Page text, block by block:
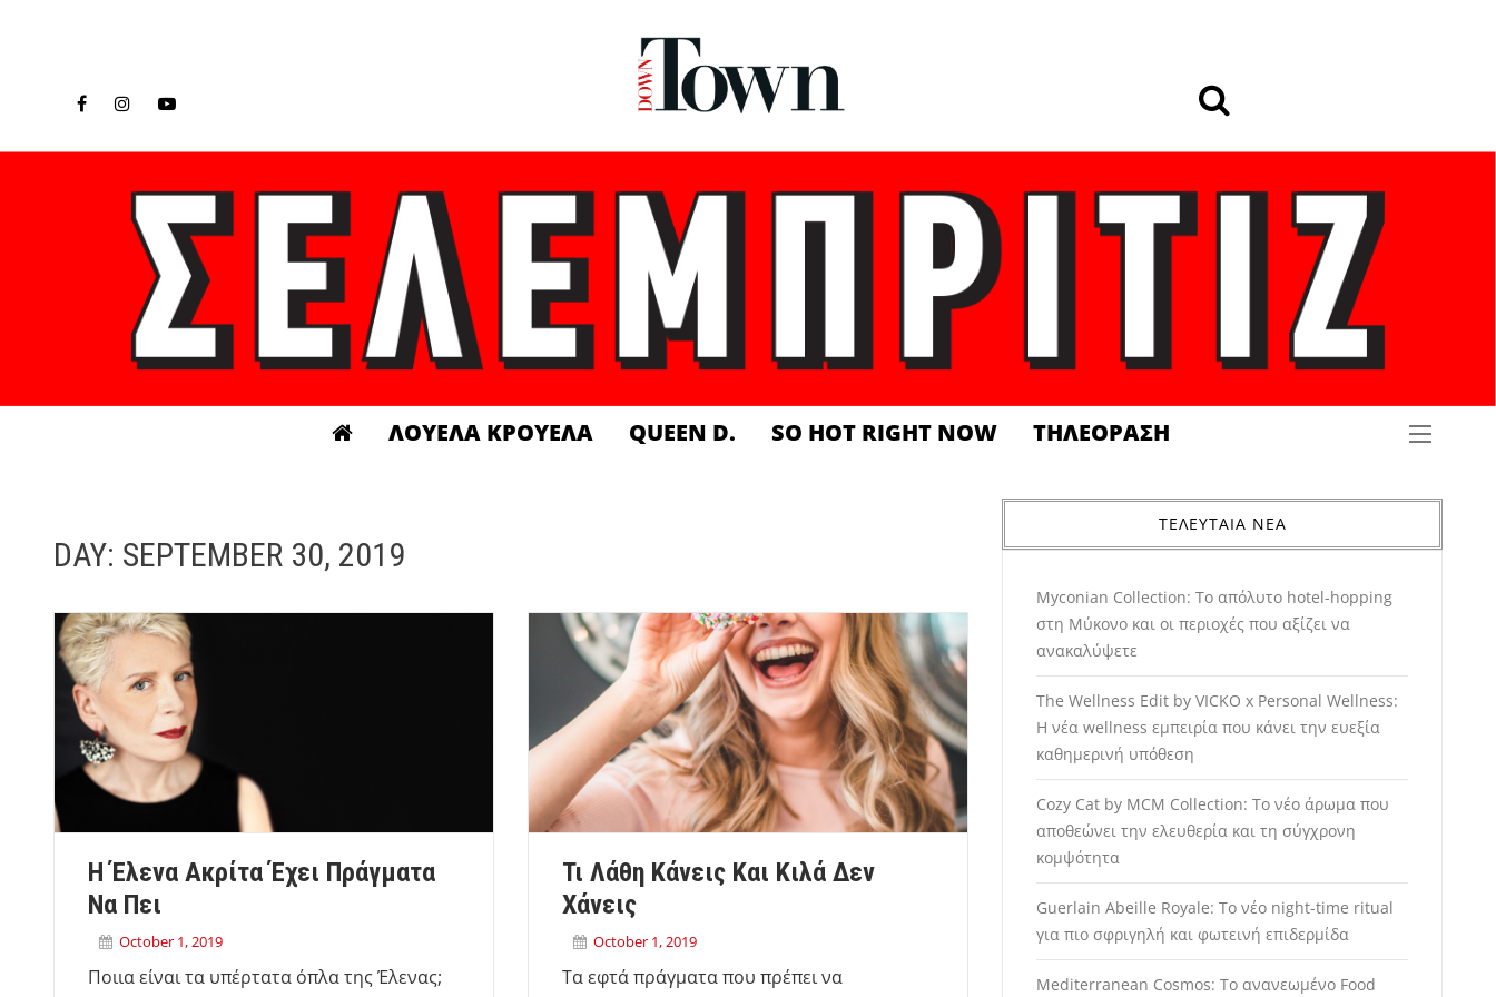
ΛΟΥΕΛΑ ΚΡΟΥΕΛΑ QUEEN D. SO HOT RIGHT NOW ΤΗΛΕΟΡΑΣΗ
DAY: SEPTEMBER 30, 2019
Η Έλενα Ακρίτα Έχει Πράγματα
Να Πει
October 1, 2019
Ποιια είναι τα υπέρτατα όπλα της Έλενας;
Τι Λάθη Κάνεις Και Κιλά Δεν
Χάνεις
October 1, 2019
Τα εφτά πράγματα που πρέπει να
ΤΕΛΕΥΤΑΙΑ ΝΕΑ
Myconian Collection: Το απόλυτο hotel-hopping
στη Μύκονο και οι περιοχές που αξίζει να
ανακαλύψετε
The Wellness Edit by VICKO x Personal Wellness:
Η νέα wellness εμπειρία που κάνει την ευεξία
καθημερινή υπόθεση
Cozy Cat by MCM Collection: Το νέο άρωμα που
αποθεώνει την ελευθερία και τη σύγχρονη
κομψότητα
Guerlain Abeille Royale: Το νέο night-time ritual
για πιο σφριγηλή και φωτεινή επιδερμίδα
Mediterranean Cosmos: Το ανανεωμένο Food